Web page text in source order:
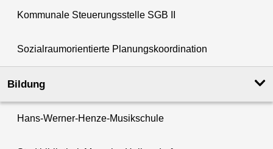
Kommunale Steuerungsstelle SGB II
Sozialraumorientierte Planungskoordination
Bildung
Hans-Werner-Henze-Musikschule